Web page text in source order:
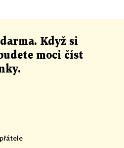
Když si
moci číst
.